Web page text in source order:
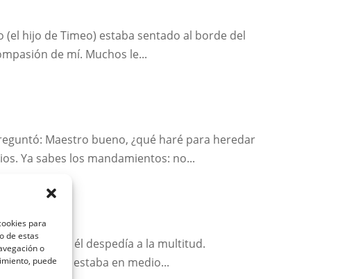
para
de estas
o
puede
(el hijo de Timeo) estaba sentado al borde del
de mí. Muchos le...
Maestro bueno, ¿qué haré para heredar
Ya sabes los mandamientos: no...
tanto que él despedía a la multitud.
ya la barca estaba en medio...